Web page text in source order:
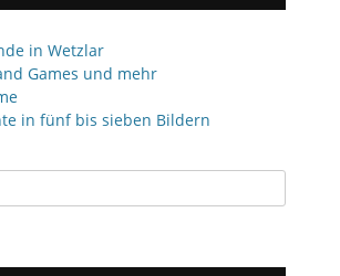
in Wetzlar
Games und mehr
in fünf bis sieben Bildern